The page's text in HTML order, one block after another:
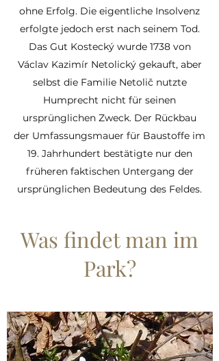
ohne Erfolg. Die eigentliche Insolvenz
erfolgte jedoch erst nach seinem Tod.
Das Gut Kostecký wurde 1738 von
Václav Kazimír Netolický gekauft, aber
selbst die Familie Netolič nutzte
Humprecht nicht für seinen
ursprünglichen Zweck. Der Rückbau
der Umfassungsmauer für Baustoffe im
19. Jahrhundert bestätigte nur den
früheren faktischen Untergang der
ursprünglichen Bedeutung des Feldes.
Was findet man im
Park?